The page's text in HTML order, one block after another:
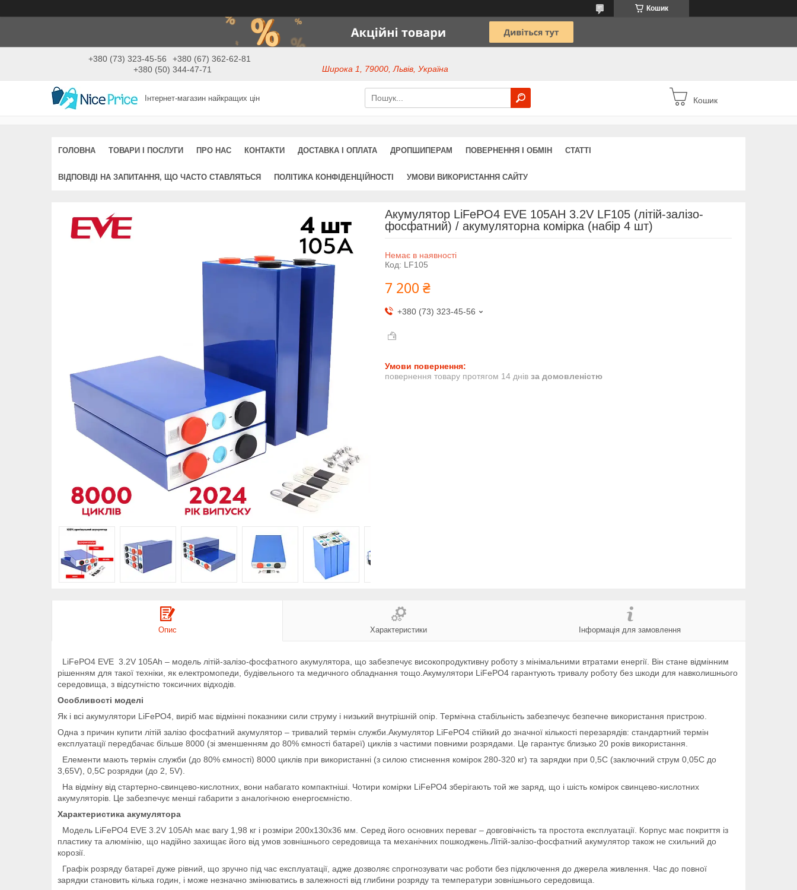
Кошик
+380 (73) 323-45-56
+380 (67) 362-62-81
+380 (50) 344-47-71
Широка 1, 79000, Львів, Україна
Інтернет-магазин найкращих цін Кошик
ГОЛОВНА ТОВАРИ І ПОСЛУГИ ПРО НАС КОНТАКТИ ДОСТАВКА І ОПЛАТА ДРОПШИПЕРАМ ПОВЕРНЕННЯ І ОБМІН СТАТТІ
ВІДПОВІДІ НА ЗАПИТАННЯ, ЩО ЧАСТО СТАВЛЯТЬСЯ ПОЛІТИКА КОНФІДЕНЦІЙНОСТІ УМОВИ ВИКОРИСТАННЯ САЙТУ
Акумулятор LiFePO4 EVE 105AH 3.2V LF105 (літій-залізо-
фосфатний) / акумуляторна комірка (набір 4 шт)
Немає в наявності
Код: LF105
7 200 ₴
+380 (73) 323-45-56
повернення товару протягом 14 днів за домовленістю
Опис Характеристики Інформація для замовлення
LiFePO4 EVE 3.2V 105Ah – модель літій-залізо-фосфатного акумулятора, що забезпечує високопродуктивну роботу з мінімальними втратами енергії. Він стане відмінним
рішенням для такої техніки, як електромопеди, будівельного та медичного обладнання тощо.Акумулятори LiFePO4 гарантують тривалу роботу без шкоди для навколишнього
середовища, з відсутністю токсичних відходів.
Особливості моделі
Як і всі акумулятори LiFePO4, виріб має відмінні показники сили струму і низький внутрішній опір. Термічна стабільність забезпечує безпечне використання пристрою.
Одна з причин купити літій залізо фосфатний акумулятор – тривалий термін служби.Акумулятор LiFePO4 стійкий до значної кількості перезарядів: стандартний термін
експлуатації передбачає більше 8000 (зі зменшенням до 80% ємності батареї) циклів з частими повними розрядами. Це гарантує близько 20 років використання.
Елементи мають термін служби (до 80% ємності) 8000 циклів при використанні (з силою стиснення комірок 280-320 кг) та зарядки при 0,5C (заключний струм 0,05C до
3,65V), 0,5C розрядки (до 2, 5V).
На відміну від стартерно-свинцево-кислотних, вони набагато компактніші. Чотири комірки LiFePO4 зберігають той же заряд, що і шість комірок свинцево-кислотних
акумуляторів. Це забезпечує менші габарити з аналогічною енергоємністю.
Характеристика акумулятора
Модель LiFePO4 EVE 3.2V 105Ah має вагу 1,98 кг і розміри 200х130х36 мм. Серед його основних переваг – довговічність та простота експлуатації. Корпус має покриття із
пластику та алюмінію, що надійно захищає його від умов зовнішнього середовища та механічних пошкоджень.Літій-залізо-фосфатний акумулятор також не схильний до
корозії.
Графік розряду батареї дуже рівний, що зручно під час експлуатації, адже дозволяє спрогнозувати час роботи без підключення до джерела живлення. Час до повної
зарядки становить кілька годин, і може незначно змінюватись в залежності від глибини розряду та температури зовнішнього середовища.